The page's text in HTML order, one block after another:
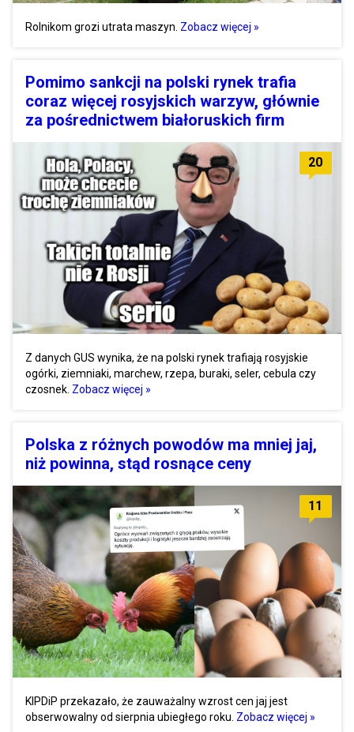
Rolnikom grozi utrata maszyn. Zobacz więcej »
Pomimo sankcji na polski rynek trafia
coraz więcej rosyjskich warzyw, głównie
za pośrednictwem białoruskich firm
20
Z danych GUS wynika, że na polski rynek trafiają rosyjskie
ogórki, ziemniaki, marchew, rzepa, buraki, seler, cebula czy
czosnek. Zobacz więcej »
Polska z różnych powodów ma mniej jaj,
niż powinna, stąd rosnące ceny
11
KIPDiP przekazało, że zauważalny wzrost cen jaj jest
obserwowalny od sierpnia ubiegłego roku. Zobacz więcej »